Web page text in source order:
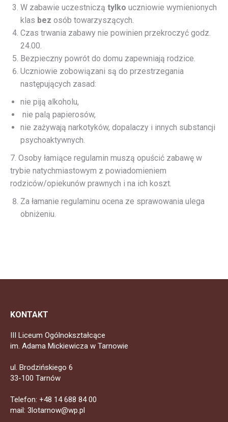
W zabawie uczestniczą tylko uczniowie wymienionych
klas bez osób towarzyszących.
Czas trwania zabawy nie powinien przekroczyć godz.
24.00.
Bezpieczny powrót do domu zapewniają rodzice.
Uczniowie zobowiązani są do przestrzegania
następujących zasad:
nie piją alkoholu,
nie palą papierosów,
nie zażywają narkotyków, dopalaczy i innych substancji
psychoaktywnych.
7. Osoby łamiące regulamin muszą opuścić zabawę w
trybie natychmiastowym z powiadomieniem
rodziców/opiekunów prawnych i na ich koszt.
Za łamanie regulaminu ocena ze sprawowania ulega
obniżeniu.
KONTAKT
III Liceum Ogólnokształcące
im. Adama Mickiewicza w Tarnowie
ul. Brodzińskiego 6
33-100 Tarnów
Telefon: +48 14 688 84 00
mail: 3lotarnow@wp.pl